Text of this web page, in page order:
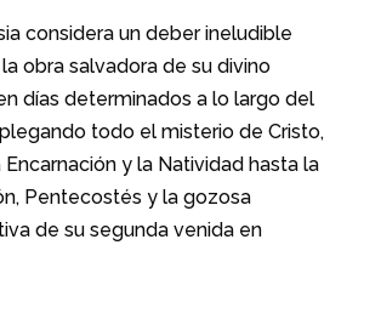
considera un deber ineludible
obra salvadora de su divino
días determinados a lo largo del
todo el misterio de Cristo,
y la Natividad hasta la
Pentecostés y la gozosa
de su segunda venida en